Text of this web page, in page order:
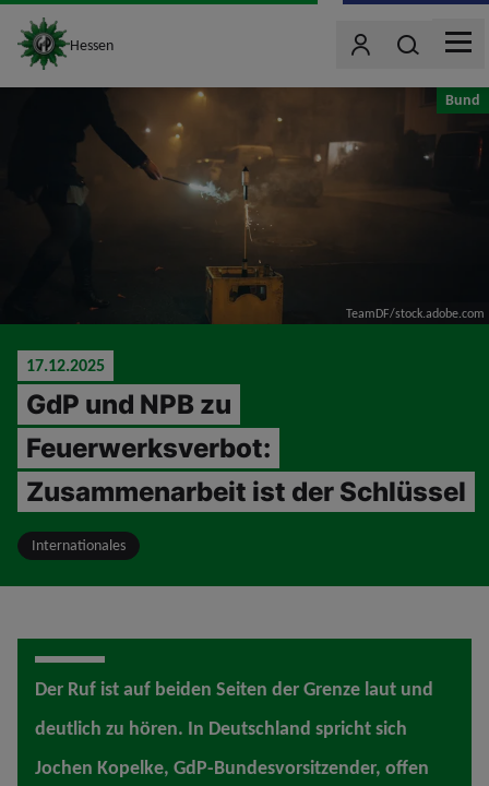
site_logo
Hessen BenutzerWonach
MENU
TeamDF/stock.adobe.com
Bund
17.12.2025
GdP und NPB zu
Feuerwerksverbot:
Zusammenarbeit ist der Schlüssel
Internationales
Der Ruf ist auf beiden Seiten der Grenze laut und
deutlich zu hören. In Deutschland spricht sich
Jochen Kopelke, GdP-Bundesvorsitzender, offen